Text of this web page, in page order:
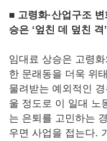
■ 고령화·산업구조
승은 ‘엎친 데 덮친 격’
임대료 상승은 고령
한 문래동을 더욱 위
물려받는 예외적인
울 정도로 이 일대 노
는 은퇴를 고민하는
우면 사업을 접는다.